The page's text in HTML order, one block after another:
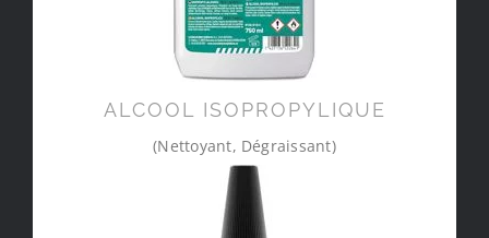
ALCOOL ISOPROPYLIQUE
(Nettoyant, Dégraissant)